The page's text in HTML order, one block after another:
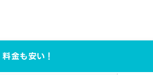
金も安い！